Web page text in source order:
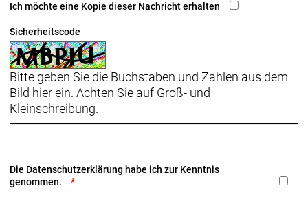
Ich möchte eine Kopie dieser Nachricht erhalten
Sicherheitscode
Bitte geben Sie die Buchstaben und Zahlen aus dem
Bild hier ein. Achten Sie auf Groß- und
Kleinschreibung.
Die Datenschutzerklärung habe ich zur Kenntnis
genommen.